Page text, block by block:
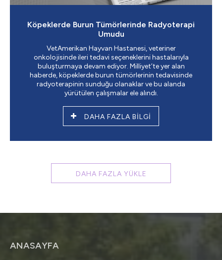
Köpeklerde Burun Tümörlerinde Radyoterapi
Umudu
VetAmerikan Hayvan Hastanesi, veteriner
onkolojisinde ileri tedavi seçeneklerini hastalarıyla
buluşturmaya devam ediyor. Milliyet’te yer alan
haberde, köpeklerde burun tümörlerinin tedavisinde
radyoterapinin sunduğu olanaklar ve bu alanda
yürütülen çalışmalar ele alındı.
DAHA FAZLA BİLGİ
DAHA FAZLA YÜKLE
ANASAYFA